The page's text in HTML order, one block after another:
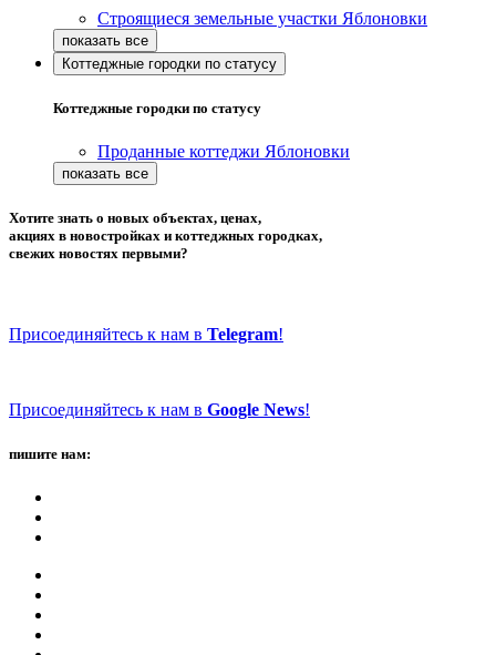
Строящиеся земельные участки Яблоновки
Коттеджные городки по статусу
Коттеджные городки по статусу
Проданные коттеджи Яблоновки
Хотите знать о новых объектах, ценах,
акциях в новостройках и коттеджных городках,
свежих новостях первыми?
Присоединяйтесь к нам в Telegram!
Присоединяйтесь к нам в Google News!
пишите нам: